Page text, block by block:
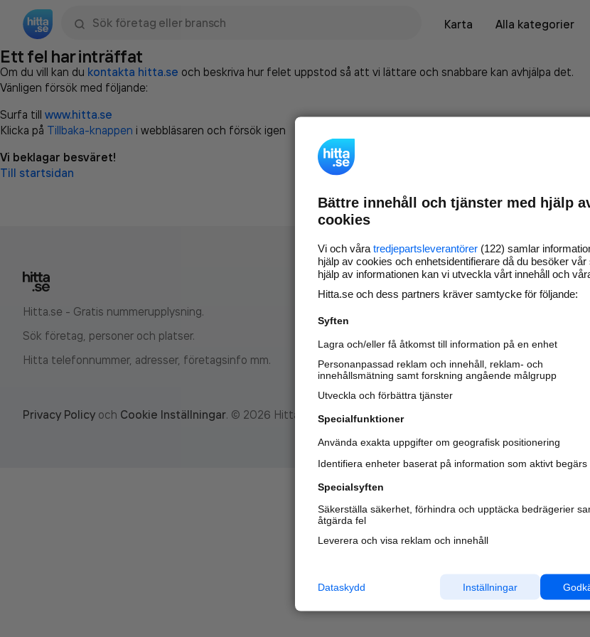
Karta
Alla kategorier
Ett fel har inträffat
Om du vill kan du kontakta hitta.se och beskriva hur felet uppstod så att vi lättare och snabbare kan avhjälpa det.
Vänligen försök med följande:
Surfa till www.hitta.se
Klicka på Tillbaka-knappen i webbläsaren och försök igen
Vi beklagar besväret!
Till startsidan
Hitta.se - Gratis nummerupplysning.
Sök företag, personer och platser.
Hitta telefonnummer, adresser, företagsinfo mm.
Marknadsför företaget
nya kunder och
samarbetspartners nära dig.
Läs mer här
Privacy Policy och Cookie Inställningar. © 2026 Hitta.se
Bättre innehåll och tjänster med hjälp
cookies
Vi och våra tredjepartsleverantörer (122) samlar
hjälp av cookies och enhetsidentifierare då du besöker vår
hjälp av informationen kan vi utveckla vårt innehåll och
Hitta.se och dess partners kräver samtycke för följande:
Syften
Lagra och/eller få åtkomst till information på en enhet
Personanpassad reklam och innehåll, reklam- och
innehållsmätning samt forskning angående målgrupp
Utveckla och förbättra tjänster
Specialfunktioner
Använda exakta uppgifter om geografisk positionering
Identifiera enheter baserat på information som aktivt begärs
Specialsyften
Säkerställa säkerhet, förhindra och upptäcka bedrägerier
åtgärda fel
Leverera och visa reklam och innehåll
Inställningar
Dataskydd